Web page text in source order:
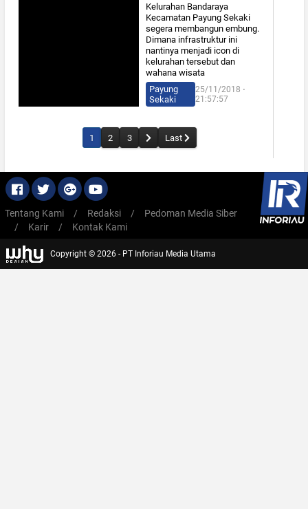
Kelurahan Bandaraya
Kecamatan Payung Sekaki
segera membangun embung.
Dimana infrastruktur ini
nantinya menjadi icon di
kelurahan tersebut dan
wahana wisata
Payung
Sekaki
25/11/2018 ⋅
21:57:57
1 2 3 Last
Tentang Kami / Redaksi /
Pedoman Media Siber
/
Karir / Kontak Kami
Copyright © 2026 - PT Inforiau Media Utama